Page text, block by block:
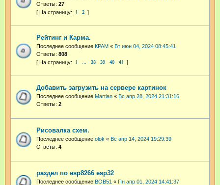
Ответы: 27
1 2
Рейтинг и Карма.
Последнее сообщение КРАМ « Вт июн 04, 2024 08:45:41
Ответы: 808
1 38 39 40 41
Добавить загрузить на сервере картинок
Последнее сообщение Martian « Вс апр 28, 2024 21:31:16
Ответы: 2
Рисовалка схем.
Последнее сообщение olok « Вс апр 14, 2024 19:29:39
Ответы: 4
раздел по esp8266 esp32
Последнее сообщение BOB51 « Пн апр 01, 2024 14:41:37